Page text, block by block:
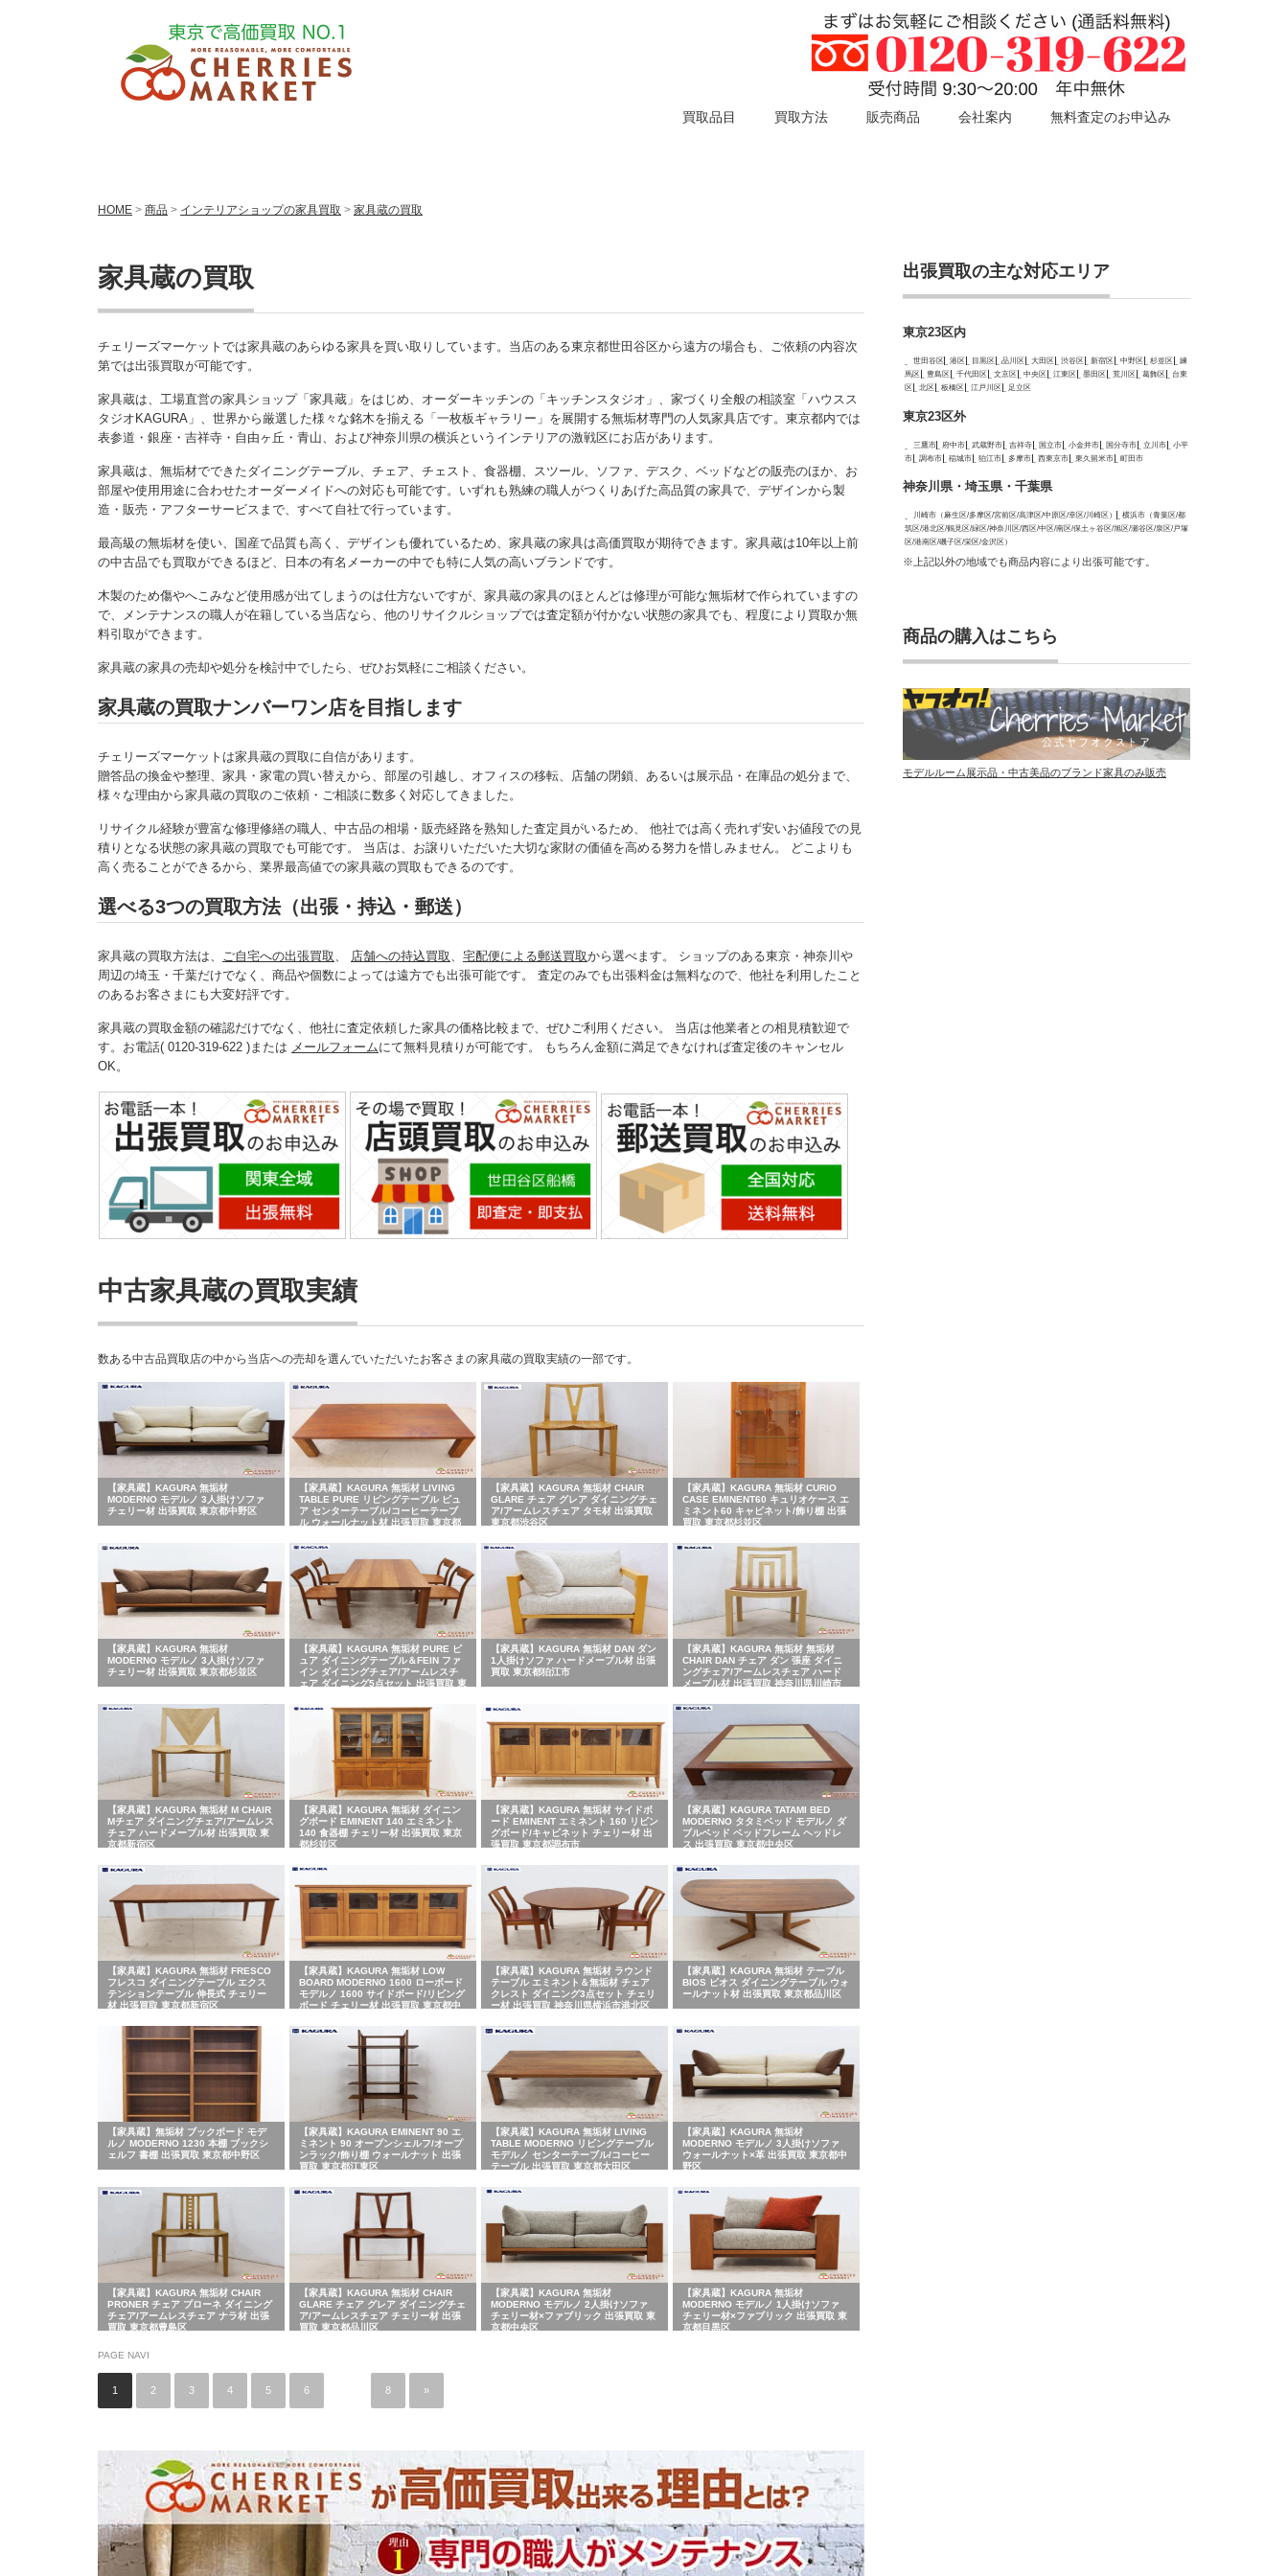
買取品目 買取方法 販売商品 会社案内 無料査定のお申込み
HOME > 商品 > インテリアショップの家具買取 > 家具蔵の買取
家具蔵の買取
チェリーズマーケットでは家具蔵のあらゆる家具を買い取りしています。当店のある東京都世田谷区から遠方の場合も、ご依頼の内容次
第では出張買取が可能です。
家具蔵は、工場直営の家具ショップ「家具蔵」をはじめ、オーダーキッチンの「キッチンスタジオ」、家づくり全般の相談室「ハウスス
タジオKAGURA」、世界から厳選した様々な銘木を揃える「一枚板ギャラリー」を展開する無垢材専門の人気家具店です。東京都内では
表参道・銀座・吉祥寺・自由ヶ丘・青山、および神奈川県の横浜というインテリアの激戦区にお店があります。
家具蔵は、無垢材でできたダイニングテーブル、チェア、チェスト、食器棚、スツール、ソファ、デスク、ベッドなどの販売のほか、お
部屋や使用用途に合わせたオーダーメイドへの対応も可能です。いずれも熟練の職人がつくりあげた高品質の家具で、デザインから製
造・販売・アフターサービスまで、すべて自社で行っています。
最高級の無垢材を使い、国産で品質も高く、デザインも優れているため、家具蔵の家具は高価買取が期待できます。家具蔵は10年以上前
の中古品でも買取ができるほど、日本の有名メーカーの中でも特に人気の高いブランドです。
木製のため傷やへこみなど使用感が出てしまうのは仕方ないですが、家具蔵の家具のほとんどは修理が可能な無垢材で作られていますの
で、メンテナンスの職人が在籍している当店なら、他のリサイクルショップでは査定額が付かない状態の家具でも、程度により買取か無
料引取ができます。
家具蔵の家具の売却や処分を検討中でしたら、ぜひお気軽にご相談ください。
家具蔵の買取ナンバーワン店を目指します
チェリーズマーケットは家具蔵の買取に自信があります。
贈答品の換金や整理、家具・家電の買い替えから、部屋の引越し、オフィスの移転、店舗の閉鎖、あるいは展示品・在庫品の処分まで、
様々な理由から家具蔵の買取のご依頼・ご相談に数多く対応してきました。
リサイクル経験が豊富な修理修繕の職人、中古品の相場・販売経路を熟知した査定員がいるため、 他社では高く売れず安いお値段での見
積りとなる状態の家具蔵の買取でも可能です。 当店は、お譲りいただいた大切な家財の価値を高める努力を惜しみません。 どこよりも
高く売ることができるから、業界最高値での家具蔵の買取もできるのです。
選べる3つの買取方法（出張・持込・郵送）
家具蔵の買取方法は、 ご自宅への出張買取 、 店舗への持込買取 、 宅配便による郵送買取から選べます。 ショップのある東京・神奈川や
周辺の埼玉・千葉だけでなく、商品や個数によっては遠方でも出張可能です。 査定のみでも出張料金は無料なので、他社を利用したこと
のあるお客さまにも大変好評です。
家具蔵の買取金額の確認だけでなく、他社に査定依頼した家具の価格比較まで、ぜひご利用ください。 当店は他業者との相見積歓迎で
す。お電話( 0120-319-622 )または メールフォームにて無料見積りが可能です。 もちろん金額に満足できなければ査定後のキャンセル
OK。
中古家具蔵の買取実績
数ある中古品買取店の中から当店への売却を選んでいただいたお客さまの家具蔵の買取実績の一部です。
【家具蔵】KAGURA 無垢材
MODERNO モデルノ 3人掛けソファ
チェリー材 出張買取 東京都中野区
【家具蔵】KAGURA 無垢材 LIVING
TABLE PURE リビングテーブル ピュ
ア センターテーブル/コーヒーテーブ
ル ウォールナット材 出張買取 東京都
【家具蔵】KAGURA 無垢材 CHAIR
GLARE チェア グレア ダイニングチェ
ア/アームレスチェア タモ材 出張買取
東京都渋谷区
【家具蔵】KAGURA 無垢材 CURIO
CASE EMINENT60 キュリオケース エ
ミネント60 キャビネット/飾り棚 出張
買取 東京都杉並区
【家具蔵】KAGURA 無垢材
MODERNO モデルノ 3人掛けソファ
チェリー材 出張買取 東京都杉並区
【家具蔵】KAGURA 無垢材 PURE ピ
ュア ダイニングテーブル＆FEIN ファ
イン ダイニングチェア/アームレスチ
ェア ダイニング5点セット 出張買取 東
【家具蔵】KAGURA 無垢材 DAN ダン
1人掛けソファ ハードメープル材 出張
買取 東京都狛江市
【家具蔵】KAGURA 無垢材 無垢材
CHAIR DAN チェア ダン 張座 ダイニ
ングチェア/アームレスチェア ハード
メープル材 出張買取 神奈川県川崎市
【家具蔵】KAGURA 無垢材 M CHAIR
Mチェア ダイニングチェア/アームレス
チェア ハードメープル材 出張買取 東
京都新宿区
【家具蔵】KAGURA 無垢材 ダイニン
グボード EMINENT 140 エミネント
140 食器棚 チェリー材 出張買取 東京
都杉並区
【家具蔵】KAGURA 無垢材 サイドボ
ード EMINENT エミネント 160 リビン
グボード/キャビネット チェリー材 出
張買取 東京都調布市
【家具蔵】KAGURA TATAMI BED
MODERNO タタミベッド モデルノ ダ
ブルベッド ベッドフレーム ヘッドレ
ス 出張買取 東京都中央区
【家具蔵】KAGURA 無垢材 FRESCO
フレスコ ダイニングテーブル エクス
テンションテーブル 伸長式 チェリー
材 出張買取 東京都新宿区
【家具蔵】KAGURA 無垢材 LOW
BOARD MODERNO 1600 ローボード
モデルノ 1600 サイドボード/リビング
ボード チェリー材 出張買取 東京都中
【家具蔵】KAGURA 無垢材 ラウンド
テーブル エミネント＆無垢材 チェア
クレスト ダイニング3点セット チェリ
ー材 出張買取 神奈川県横浜市港北区
【家具蔵】KAGURA 無垢材 テーブル
BIOS ビオス ダイニングテーブル ウォ
ールナット材 出張買取 東京都品川区
【家具蔵】無垢材 ブックボード モデ
ルノ MODERNO 1230 本棚 ブックシ
ェルフ 書棚 出張買取 東京都中野区
【家具蔵】KAGURA EMINENT 90 エ
ミネント 90 オープンシェルフ/オープ
ンラック/飾り棚 ウォールナット 出張
買取 東京都江東区
【家具蔵】KAGURA 無垢材 LIVING
TABLE MODERNO リビングテーブル
モデルノ センターテーブル/コーヒー
テーブル 出張買取 東京都大田区
【家具蔵】KAGURA 無垢材
MODERNO モデルノ 3人掛けソファ
ウォールナット×革 出張買取 東京都中
野区
【家具蔵】KAGURA 無垢材 CHAIR
PRONER チェア プローネ ダイニング
チェア/アームレスチェア ナラ材 出張
買取 東京都豊島区
【家具蔵】KAGURA 無垢材 CHAIR
GLARE チェア グレア ダイニングチェ
ア/アームレスチェア チェリー材 出張
買取 東京都品川区
【家具蔵】KAGURA 無垢材
MODERNO モデルノ 2人掛けソファ
チェリー材×ファブリック 出張買取 東
京都中央区
【家具蔵】KAGURA 無垢材
MODERNO モデルノ 1人掛けソファ
チェリー材×ファブリック 出張買取 東
京都目黒区
PAGE NAVI
1 2 3 4 5 6 8 »
出張買取の主な対応エリア
東京23区内
世田谷区 港区 目黒区 品川区 大田区 渋谷区 新宿区 中野区 杉並区
練
馬区
豊島区 千代田区 文京区 中央区 江東区 墨田区 荒川区 葛飾区
台東
区
北区 板橋区 江戸川区 足立区
東京23区外
三鷹市 府中市 武蔵野市 吉祥寺 国立市 小金井市 国分寺市 立川市
小平
市
調布市 稲城市 狛江市 多摩市 西東京市 東久留米市 町田市
神奈川県・埼玉県・千葉県
川崎市（麻生区/多摩区/宮前区/高津区/中原区/幸区/川崎区）
横浜市（青葉区/都
筑区/港北区/鶴見区/緑区/神奈川区/西区/中区/南区/保土ヶ谷区/旭区/瀬谷区/泉区/戸塚
区/港南区/磯子区/栄区/金沢区）
※上記以外の地域でも商品内容により出張可能です。
商品の購入はこちら
モデルルーム展示品・中古美品のブランド家具のみ販売